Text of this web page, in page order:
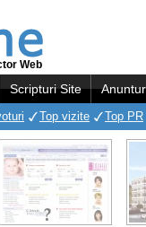
Web
Scripturi Site
Top vizite Top PR